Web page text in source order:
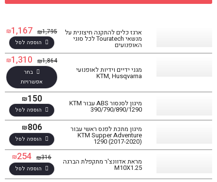
ארגז כלים להתקנה חיצונית על
מנשאי Touratech לכל סוגי
האופנועים
₪1,795
₪1,167
הוספה לסל
מגני ידיים וידיות לאופנועי
KTM, Husqvarna
₪1,864
₪1,310
בחר
אפשרויות
מיגון לסנסור ABS עבור KTM
390/790/890/1290
₪150
הוספה לסל
מיגון מתכת לפנס ראשי עבור
KTM Supper Adventure
1290 (2017-2020)
₪806
הוספה לסל
מראת אדוונצ'ר מתקפלת הברגה
M10X1.25
₪316
₪254
הוספה לסל